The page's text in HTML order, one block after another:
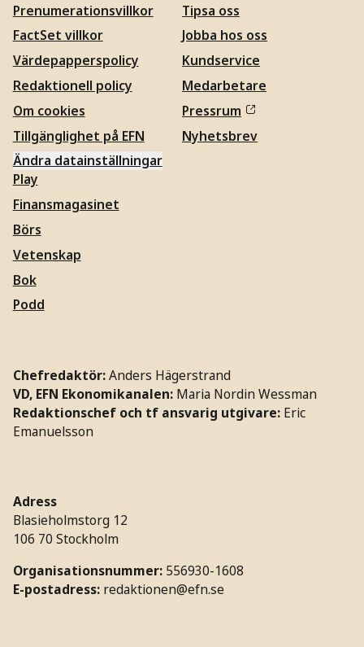
Prenumerationsvillkor
FactSet villkor
Värdepapperspolicy
Redaktionell policy
Om cookies
Tillgänglighet på EFN
Ändra datainställningar
Tipsa oss
Jobba hos oss
Kundservice
Medarbetare
Pressrum
Nyhetsbrev
Play
Finansmagasinet
Börs
Vetenskap
Bok
Podd
Chefredaktör:Anders Hägerstrand
VD, EFN Ekonomikanalen: Maria Nordin Wessman
Redaktionschef och tf ansvarig utgivare: Eric
Emanuelsson
Adress
Blasieholmstorg 12
106 70 Stockholm
Organisationsnummer: 556930-1608
E-postadress: redaktionen@efn.se